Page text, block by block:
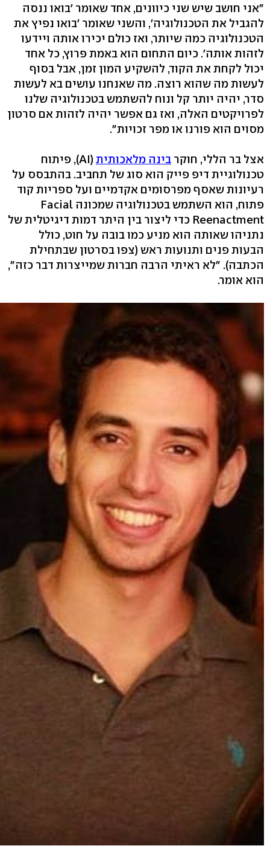
"אני חושב שיש שני כיוונים, אחד שאומר 'בואו ננסה
להגביל את הטכנולוגיה', והשני שאומר 'בואו נפיץ את
הטכנולוגיה כמה שיותר, ואז כולם יכירו אותה ויידעו
לזהות אותה'. כיום התחום הוא באמת פרוץ, כל אחד
יכול לקחת את הקוד, להשקיע המון זמן, אבל בסוף
לעשות מה שהוא רוצה. מה שאנחנו עושים בא לעשות
סדר, יהיה יותר קל ונוח להשתמש בטכנולוגיה שלנו
לפרויקטים האלה, ואז גם אפשר יהיה לזהות אם סרטון
מסוים הוא פורנו או מפר זכויות".
אצל בר הללי, חוקר בינה מלאכותית
(AI), פיתוח
טכנולוגיית דיפ פייק הוא סוג של תחביב. בהתבסס על
רעיונות שאסף מפרסומים אקדמיים ועל ספריות קוד
פתוח, הוא השתמש בטכנולוגיה שמכונה Facial
Reenactment כדי ליצור בין היתר דמות דיגיטלית של
נתניהו שאותה הוא מניע כמו בובה על חוט, כולל
הבעות פנים ותנועות ראש (צפו בסרטון שבתחילת
הכתבה). "לא ראיתי הרבה חברות שמייצרות דבר כזה",
הוא אומר.